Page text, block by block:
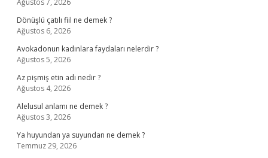
Ağustos 7, 2026
Dönüşlü çatılı fiil ne demek ?
Ağustos 6, 2026
Avokadonun kadınlara faydaları nelerdir ?
Ağustos 5, 2026
Az pişmiş etin adı nedir ?
Ağustos 4, 2026
Alelusul anlamı ne demek ?
Ağustos 3, 2026
Ya huyundan ya suyundan ne demek ?
Temmuz 29, 2026